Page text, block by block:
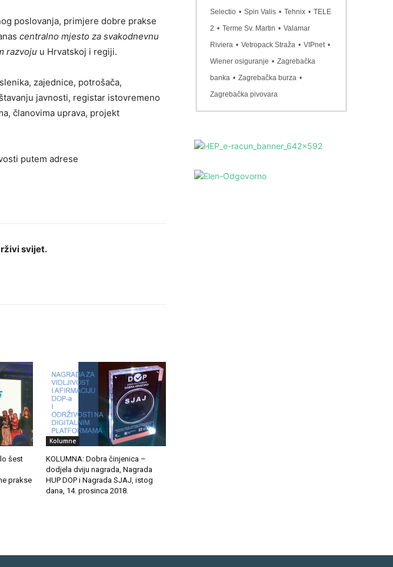
poslovanja, primjere dobre prakse
centralno mjesto za svakodnevnu
razvoju u Hrvatskoj i regiji.
zajednice, potrošača,
javnosti, registar istovremeno
članovima uprava, projekt
putem adrese
svijet.
šest
prakse
Kolumne
KOLUMNA: Dobra činjenica –
dodjela dviju nagrada, Nagrada
HUP DOP i Nagrada SJAJ, istog
dana, 14. prosinca 2018.
Selectio • Spin Valis • Tehnix • TELE
2 • Terme Sv. Martin • Valamar
Riviera • Vetropack Straža • VIPnet •
Wiener osiguranje • Zagrebačka
banka • Zagrebačka burza •
Zagrebačka pivovara